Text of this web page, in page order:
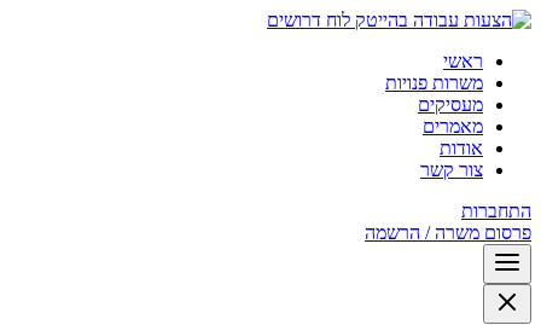
לוח דרושים
ראשי
משרות פנויות
מעסיקים
מאמרים
אודות
צור קשר
התחברות
פרסום משרה / הרשמה